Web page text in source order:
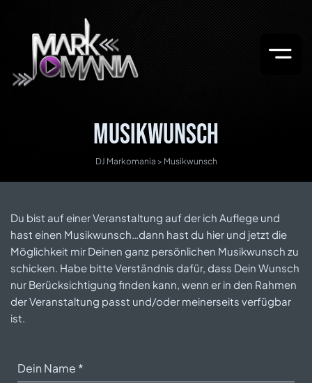
Musikwunsch
DJ Markomania > Musikwunsch
Du bist auf einer Veranstaltung auf der ich Auflege und
hast einen Musikwunsch…dann hast du hier und jetzt die
Möglichkeit mir Deinen ganz persönlichen Musikwunsch zu
schicken. Habe bitte Verständnis dafür, dass Dein Wunsch
nur Berücksichtigung finden kann, wenn er in den Rahmen
der Veranstaltung passt und/oder meinerseits verfügbar
ist.
Dein Name *